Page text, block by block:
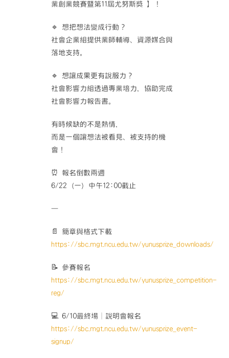
業創業競賽暨第11屆尤努斯獎 】！
🔹 想把想法變成行動？
社會企業組提供業師輔導、資源媒合與
落地支持。
🔹 想讓成果更有說服力？
社會影響力組透過專業培力，協助完成
社會影響力報告書。
有時候缺的不是熱情，
而是一個讓想法被看見、被支持的機
會！
⏰ 報名倒數兩週
6/22（一）中午12:00截止
—
📄 簡章與格式下載
https://sbc.mgt.ncu.edu.tw/yunusprize_downloads/
📝 參賽報名
https://sbc.mgt.ncu.edu.tw/yunusprize_competition-
reg/
💻 6/10最終場│說明會報名
https://sbc.mgt.ncu.edu.tw/yunusprize_event-
signup/